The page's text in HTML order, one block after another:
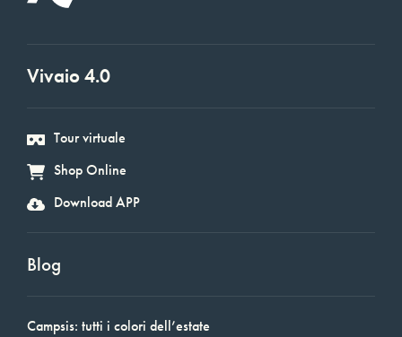
Vivaio 4.0
Tour virtuale
Shop Online
Download APP
Blog
Campsis: tutti i colori dell’estate